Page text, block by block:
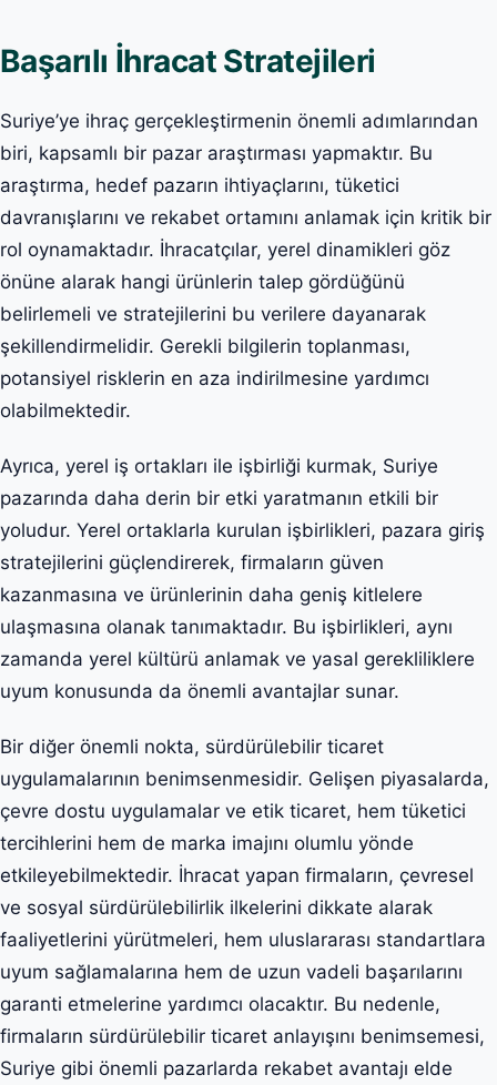
Başarılı İhracat Stratejileri
Suriye’ye ihraç gerçekleştirmenin önemli adımlarından
biri, kapsamlı bir pazar araştırması yapmaktır. Bu
araştırma, hedef pazarın ihtiyaçlarını, tüketici
davranışlarını ve rekabet ortamını anlamak için kritik bir
rol oynamaktadır. İhracatçılar, yerel dinamikleri göz
önüne alarak hangi ürünlerin talep gördüğünü
belirlemeli ve stratejilerini bu verilere dayanarak
şekillendirmelidir. Gerekli bilgilerin toplanması,
potansiyel risklerin en aza indirilmesine yardımcı
olabilmektedir.
Ayrıca, yerel iş ortakları ile işbirliği kurmak, Suriye
pazarında daha derin bir etki yaratmanın etkili bir
yoludur. Yerel ortaklarla kurulan işbirlikleri, pazara giriş
stratejilerini güçlendirerek, firmaların güven
kazanmasına ve ürünlerinin daha geniş kitlelere
ulaşmasına olanak tanımaktadır. Bu işbirlikleri, aynı
zamanda yerel kültürü anlamak ve yasal gerekliliklere
uyum konusunda da önemli avantajlar sunar.
Bir diğer önemli nokta, sürdürülebilir ticaret
uygulamalarının benimsenmesidir. Gelişen piyasalarda,
çevre dostu uygulamalar ve etik ticaret, hem tüketici
tercihlerini hem de marka imajını olumlu yönde
etkileyebilmektedir. İhracat yapan firmaların, çevresel
ve sosyal sürdürülebilirlik ilkelerini dikkate alarak
faaliyetlerini yürütmeleri, hem uluslararası standartlara
uyum sağlamalarına hem de uzun vadeli başarılarını
garanti etmelerine yardımcı olacaktır. Bu nedenle,
firmaların sürdürülebilir ticaret anlayışını benimsemesi,
Suriye gibi önemli pazarlarda rekabet avantajı elde